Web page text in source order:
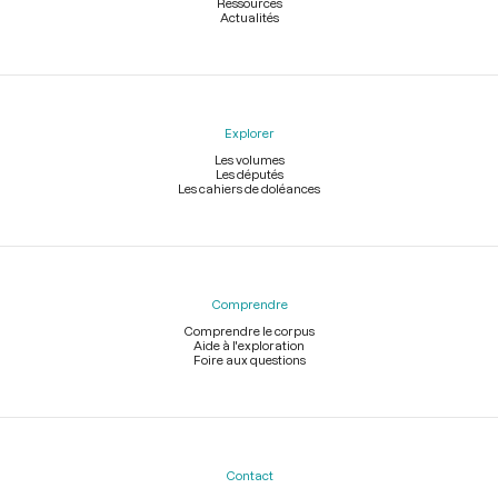
Actualités
Explorer
Les volumes
Les députés
Les cahiers de doléances
Comprendre
Comprendre le corpus
Aide à l'exploration
Foire aux questions
Contact